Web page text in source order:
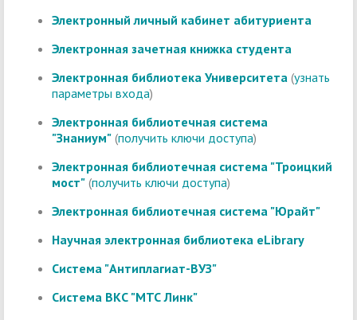
Электронный личный кабинет абитуриента
Электронная зачетная книжка студента
Электронная библиотека Университета (узнать
параметры входа)
Электронная библиотечная система
"Знаниум" (получить ключи доступа)
Электронная библиотечная система "Троицкий
мост" (получить ключи доступа)
Электронная библиотечная система "Юрайт"
Научная электронная библиотека eLibrary
Система "Антиплагиат-ВУЗ"
Система ВКС "МТС Линк"